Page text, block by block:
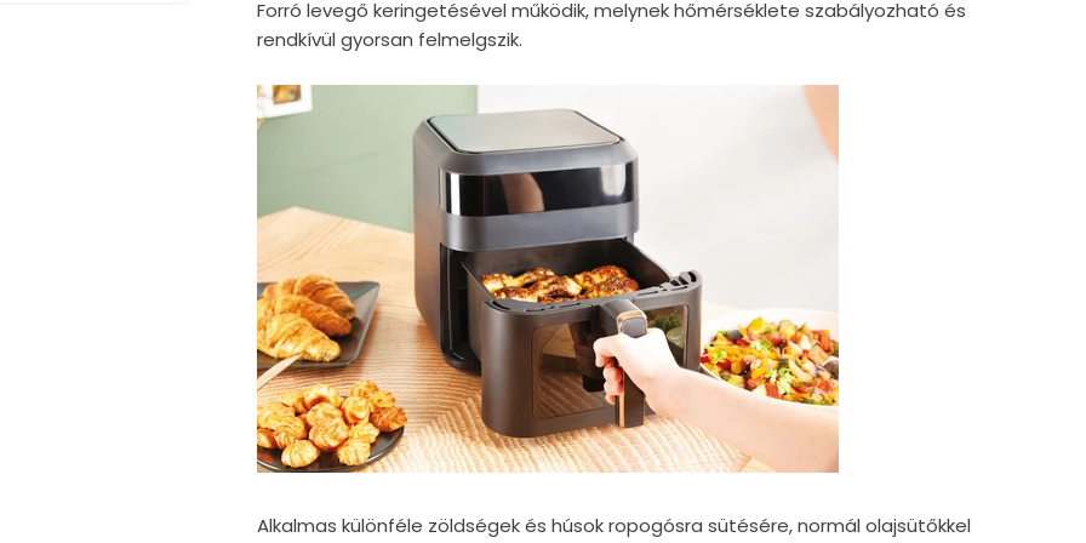
Forró levegő keringetésével működik, melynek hőmérséklete szabályozható és
rendkívül gyorsan felmelgszik.
Alkalmas különféle zöldségek és húsok ropogósra sütésére, normál olajsütőkkel